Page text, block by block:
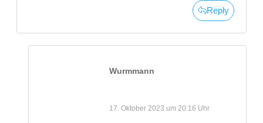
Reply
Wurmmann
17. Oktober 2023 um 20:16 Uhr